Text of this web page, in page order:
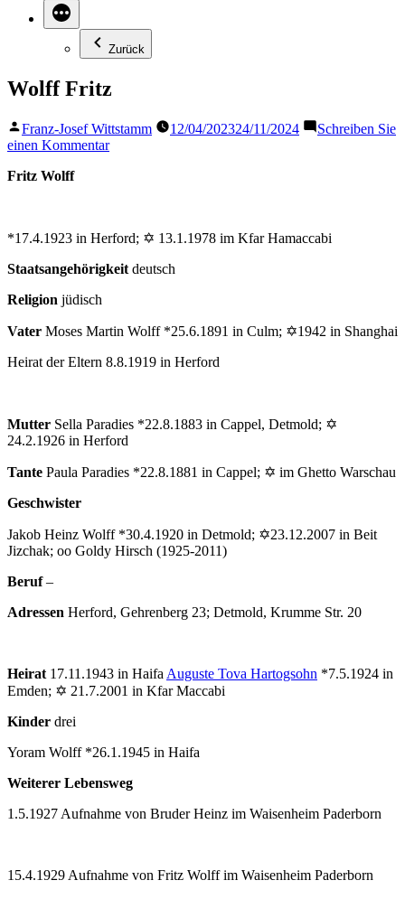
Zurück
Wolff Fritz
Veröffentlicht
von
Franz-Josef Wittstamm 12/04/202324/11/2024
Schreiben Sie
einen Kommentarzu
Fritz Wolff
*17.4.1923 in Herford; ✡ 13.1.1978 im Kfar Hamaccabi
Staatsangehörigkeit deutsch
Religion jüdisch
Vater Moses Martin Wolff *25.6.1891 in Culm; ✡1942 in Shanghai
Heirat der Eltern 8.8.1919 in Herford
Mutter Sella Paradies *22.8.1883 in Cappel, Detmold; ✡
24.2.1926 in Herford
Tante Paula Paradies *22.8.1881 in Cappel; ✡ im Ghetto Warschau
Geschwister
Jakob Heinz Wolff *30.4.1920 in Detmold; ✡23.12.2007 in Beit
Jizchak; oo Goldy Hirsch (1925-2011)
Beruf–
Adressen Herford, Gehrenberg 23; Detmold, Krumme Str. 20
Heirat 17.11.1943 in Haifa Auguste Tova Hartogsohn *7.5.1924 in
Emden; ✡ 21.7.2001 in Kfar Maccabi
Kinder drei
Yoram Wolff *26.1.1945 in Haifa
Weiterer Lebensweg
1.5.1927 Aufnahme von Bruder Heinz im Waisenheim Paderborn
15.4.1929 Aufnahme von Fritz Wolff im Waisenheim Paderborn